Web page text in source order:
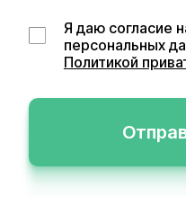
Я даю согласие
персональных
Политикой